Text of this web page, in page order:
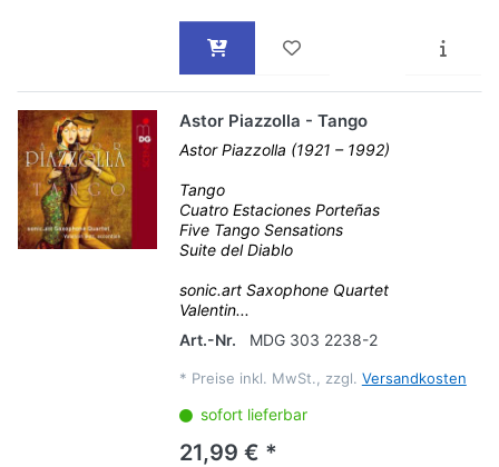
Astor Piazzolla - Tango
Astor Piazzolla (1921 – 1992)
Tango
Cuatro Estaciones Porteñas
Five Tango Sensations
Suite del Diablo
sonic.art Saxophone Quartet
Valentin...
Art.-Nr.
MDG 303 2238-2
* Preise inkl. MwSt., zzgl. Versandkosten
sofort lieferbar
21,99 € *